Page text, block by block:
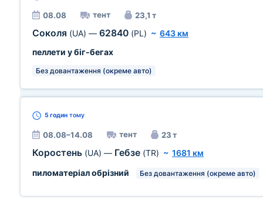
08.08 тент 23,1 т
Соколя (UA) — 62840 (PL) ~ 643 км
пеллети у біг-бегах
Без довантаження (окреме авто)
5 годин тому
08.08–14.08 тент 23 т
Коростень (UA) — Гебзе (TR) ~ 1681 км
пиломатеріал обрізний
Без довантаження (окреме авто)